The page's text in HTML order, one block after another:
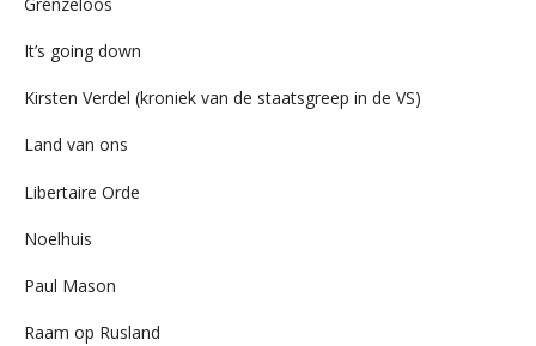
It’s going down
Kirsten Verdel (kroniek van de staatsgreep in de VS)
Land van ons
Libertaire Orde
Noelhuis
Paul Mason
Raam op Rusland